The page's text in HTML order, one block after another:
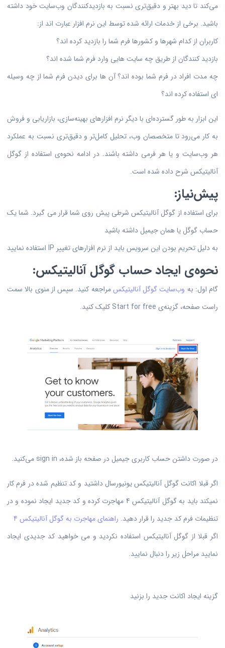
می‌کند تا دید بهتر و دقیق‌تری نسبت به بازدیدکنندگان وب‌سایت خود داشته
باشید. برخی از خدمات ارائه شده توسط این نرم افزار عبارت اند از:
کاربران از کدام شهرها و کشورها فرم شما را بازدید کرده اند؟
بازدید کنندگان از طریق چه سایت هایی وارد فرم شما شده اند؟
چه مدت افراد در فرم شما بوده اند؟ آن ها برای دیدن فرم شما از چه وسیله
ای استفاده کرده اند؟
این ابزار به طور گسترده‌ای با دیگر نرم افزارهای بهینه‌سازی، بازاریابی و فروش
به کار می‌رود تا متخصصان وب، تحلیل کامل‌تر و دقیق‌تری نسبت به عملکرد
هر وب‌سایت و یا هر فرمی داشته باشند. در ادامه نحوه‌ی استفاده از گوگل
آنالیتیکس شرح داده شده است.
پیش‌نیاز:
برای استفاده از گوگل آنالیتیکس شرطی پیش روی شما قرار می گیرد. شما یک
حساب گوگل یا همان جیمیل داشته باشید
به دلیل تحریم بودن این سرویس باید از نرم افزارهای تغییر IP استفاده نمایید
نحوه‌ی ایجاد حساب گوگل آنالیتیکس:
گام اول: به وب‌سایت گوگل آنالیتیکسمراجعه کنید. سپس از منوی بالا سمت
راست صفحه، گزینه‌ی Start for free کلیک کنید.
در صورت داشتن حساب کاربری جیمیل در صفحه باز شده، sign in می‌کنید.
اگر قبلا اکانت گوگل آنالیتیکس یونیورسال داشتید و کد تنظیم شده در فرم کار
نمیکند باید به گوگل آنالیتیکس 4 مهاجرت کرده و کد جدید ایجاد نموده و در
تنظیمات فرم کد جدید را قرار دهید. راهنمای مهاجرت به گوگل آنالیتیکس 4
اگر قبلا از گوگل آنالیتیکس استفاده نکردید و می خواهید کد جدیدی ایجاد
نمایید مراحل زیر را دنبال نمایید.
گزینه ایجاد اکانت جدید را بزنید